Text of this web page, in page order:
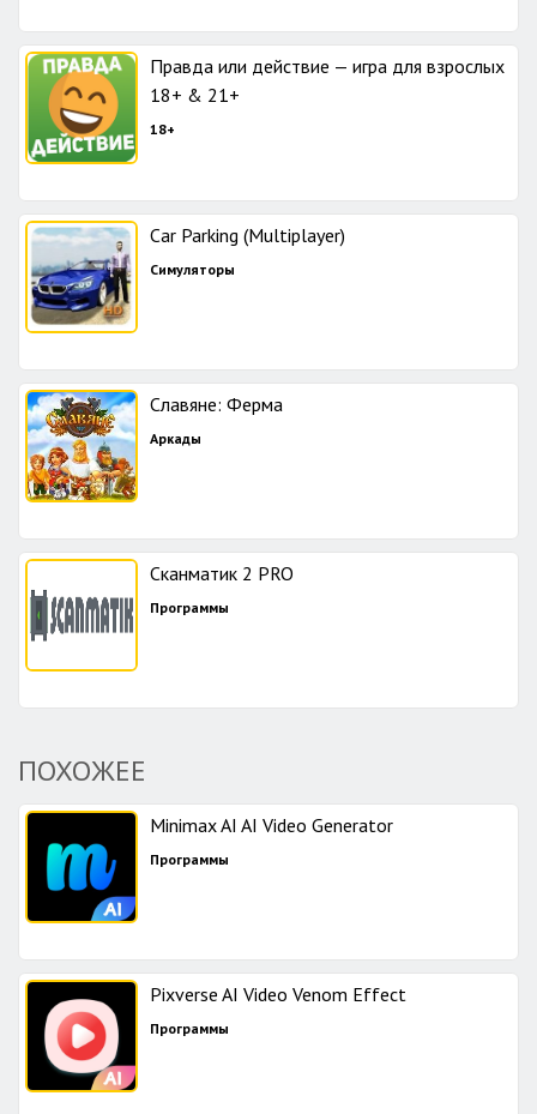
Правда или действие — игра для взрослых
18+ & 21+
18+
Car Parking (Multiplayer)
Симуляторы
Славяне: Ферма
Аркады
Сканматик 2 PRO
Программы
ПОХОЖЕЕ
Minimax AI AI Video Generator
Программы
Pixverse AI Video Venom Effect
Программы